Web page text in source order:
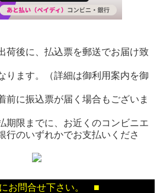
荷後に、払込票を郵送でお届け致
ります。（詳細は御利用案内を御
に振込票が届く場合もございま
期限までに、お近くのコンビニエ
行のいずれかでお支払いくださ
お問合せ下さい。 ■